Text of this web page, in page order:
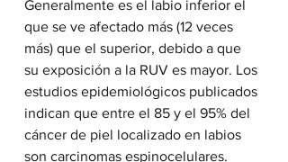
Generalmente es el labio inferior el
que se ve afectado más (12 veces
más) que el superior, debido a que
su exposición a la RUV es mayor. Los
estudios epidemiológicos publicados
indican que entre el 85 y el 95% del
cáncer de piel localizado en labios
son carcinomas espinocelulares.